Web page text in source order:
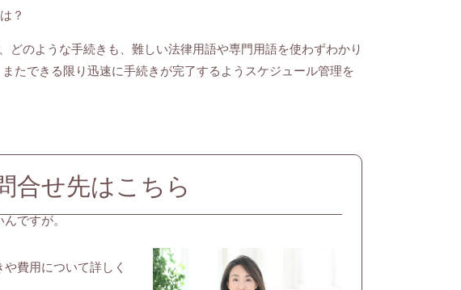
？
どのような手続きも、難しい法律用語や専門用語を使わずわかり
たできる限り迅速に手続きが完了するようスケジュール管理を
合せ先はこちら
んですが。
費用について詳しく